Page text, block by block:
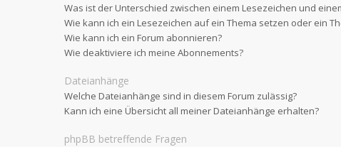
Was ist der Unterschied zwischen einem Lesezeichen und
Wie kann ich ein Lesezeichen auf ein Thema setzen oder ein
Wie kann ich ein Forum abonnieren?
Wie deaktiviere ich meine Abonnements?
Dateianhänge
Welche Dateianhänge sind in diesem Forum zulässig?
Kann ich eine Übersicht all meiner Dateianhänge erhalten?
phpBB betreffende Fragen